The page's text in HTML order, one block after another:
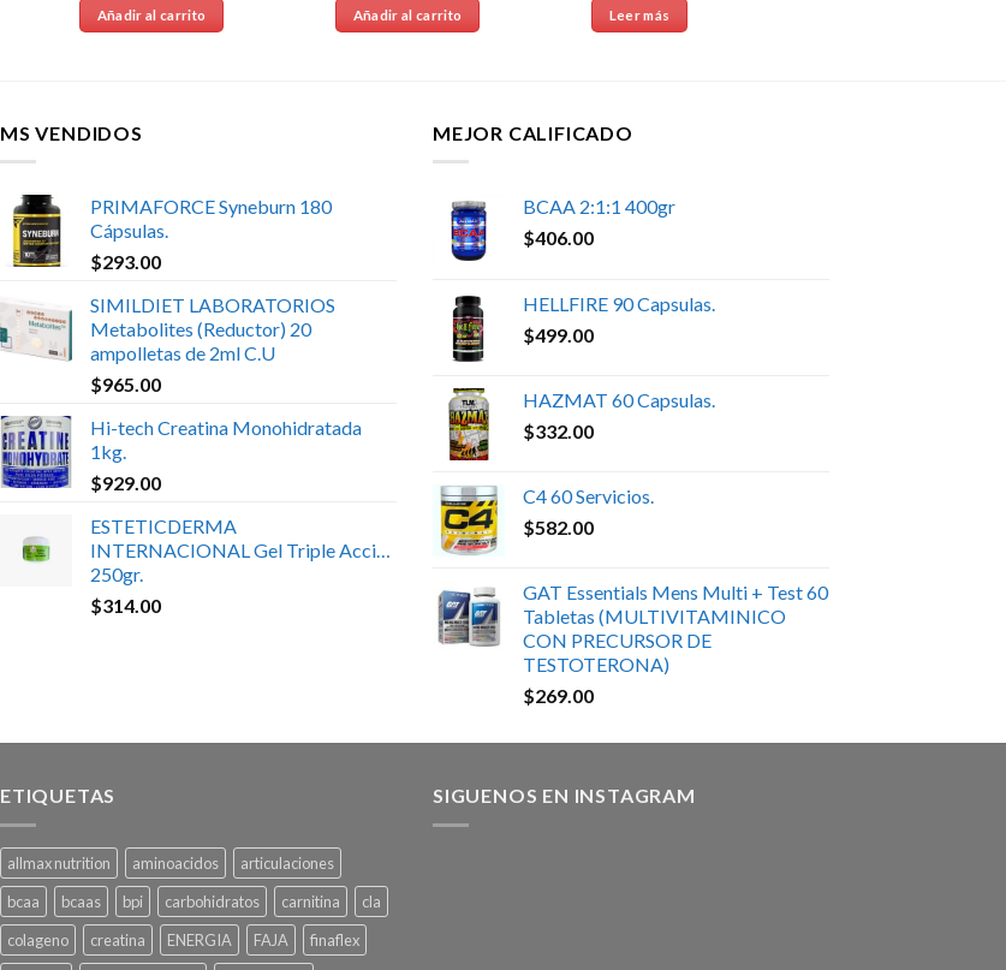
Añadir al carrito Añadir al carrito Leer más
MS VENDIDOS
PRIMAFORCE Syneburn 180
Cápsulas.
$293.00
SIMILDIET LABORATORIOS
Metabolites (Reductor) 20
ampolletas de 2ml C.U
$965.00
Hi-tech Creatina Monohidratada
1kg.
$929.00
ESTETICDERMA
INTERNACIONAL Gel Triple Acción
250gr.
$314.00
MEJOR CALIFICADO
BCAA 2:1:1 400gr
$406.00
HELLFIRE 90 Capsulas.
$499.00
HAZMAT 60 Capsulas.
$332.00
C4 60 Servicios.
$582.00
GAT Essentials Mens Multi + Test 60
Tabletas (MULTIVITAMINICO
CON PRECURSOR DE
TESTOTERONA)
$269.00
ETIQUETAS
allmax nutrition aminoacidos
articulaciones
bcaa
bcaas bpi carbohidratos carnitina
cla
colageno
creatina ENERGIA FAJA
finaflex
SIGUENOS EN INSTAGRAM